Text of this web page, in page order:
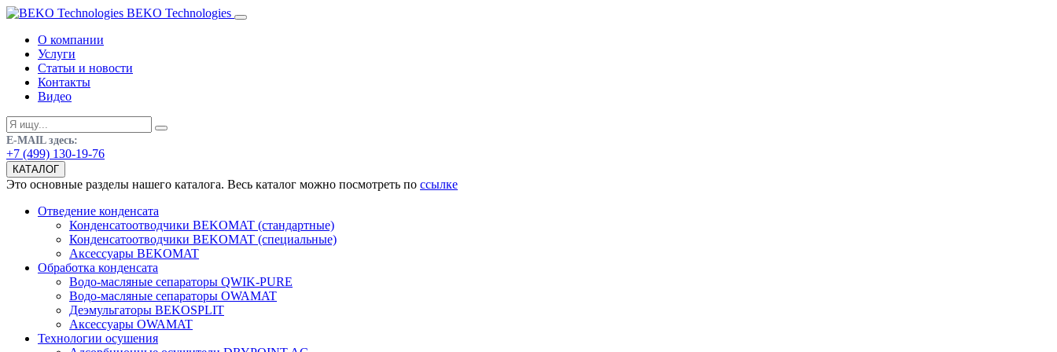
BEKO Technologies
О компании
Услуги
Статьи и новости
Контакты
Видео
E-MAIL здесь:
+7 (499) 130-19-76
КАТАЛОГ
Это основные разделы нашего каталога. Весь каталог можно посмотреть по ссылке
Отведение конденсата
Конденсатоотводчики BEKOMAT (стандартные)
Конденсатоотводчики BEKOMAT (специальные)
Аксессуары BEKOMAT
Обработка конденсата
Водо-масляные сепараторы QWIK-PURE
Водо-масляные сепараторы OWAMAT
Деэмульгаторы BEKOSPLIT
Аксессуары OWAMAT
Технологии осушения